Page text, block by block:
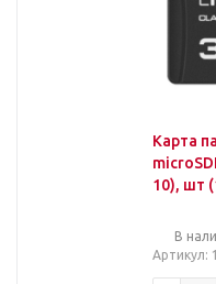
Карта
10), шт
В
Артикул: